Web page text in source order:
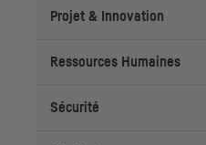
Projet & Innovation
Ressources Humaines
Sécurité